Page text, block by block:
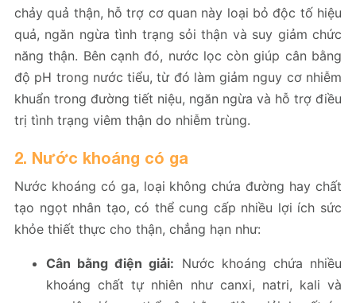
chảy quả thận, hỗ trợ cơ quan này loại bỏ độc tố hiệu
quả, ngăn ngừa tình trạng sỏi thận và suy giảm chức
năng thận. Bên cạnh đó, nước lọc còn giúp cân bằng
độ pH trong nước tiểu, từ đó làm giảm nguy cơ nhiễm
khuẩn trong đường tiết niệu, ngăn ngừa và hỗ trợ điều
trị tình trạng viêm thận do nhiễm trùng.
2. Nước khoáng có ga
Nước khoáng có ga, loại không chứa đường hay chất
tạo ngọt nhân tạo, có thể cung cấp nhiều lợi ích sức
khỏe thiết thực cho thận, chẳng hạn như:
Cân bằng điện giải: Nước khoáng chứa nhiều
khoáng chất tự nhiên như canxi, natri, kali và